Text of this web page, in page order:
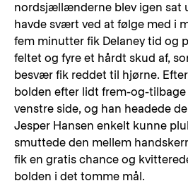
nordsjællænderne blev igen sat
havde svært ved at følge med i
fem minutter fik Delaney tid og
feltet og fyre et hårdt skud af,
besvær fik reddet til hjørne.
bolden efter lidt frem-og-tilbage
venstre side, og han headede
Jesper Hansen enkelt kunne
smuttede den mellem
fik en gratis chance og
bolden i det tomme mål.